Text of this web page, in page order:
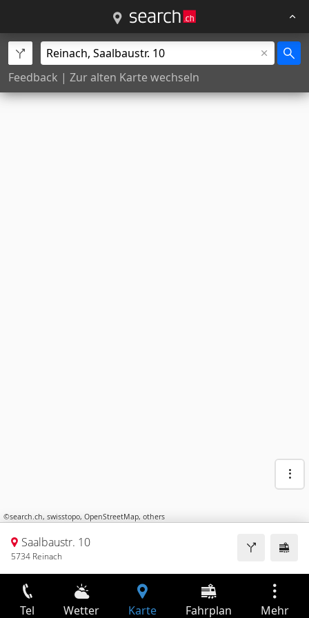
Feedback | Zur alten Karte wechseln
©search.ch, swisstopo, OpenStreetMap, others
Saalbaustr. 10
5734 Reinach
Tel Wetter Karte Fahrplan Mehr